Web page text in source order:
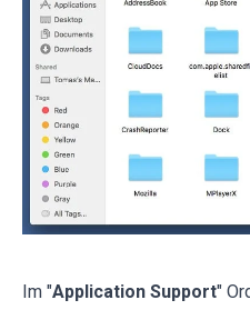
Im "Application Support"